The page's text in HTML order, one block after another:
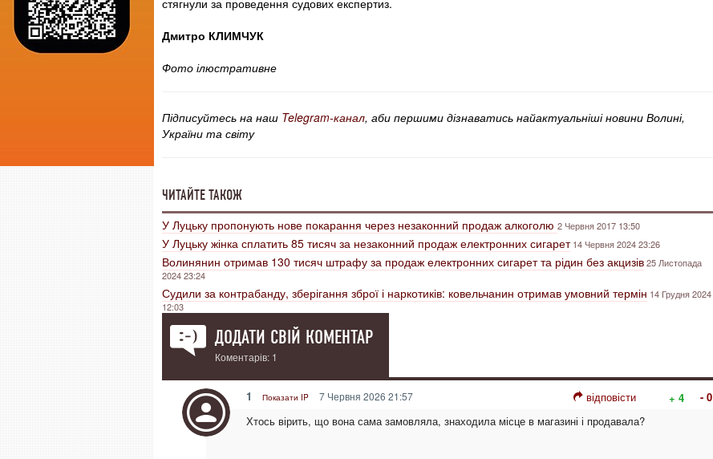
стягнули за проведення судових експертиз.
Дмитро КЛИМЧУК
Фото ілюстративне
Підписуйтесь на наш Telegram-канал, аби першими дізнаватись найактуальніші новини Волині,
України та світу
ЧИТАЙТЕ ТАКОЖ
У Луцьку пропонують нове покарання через незаконний продаж алкоголю 2 Червня 2017 13:50
У Луцьку жінка сплатить 85 тисяч за незаконний продаж електронних сигарет 14 Червня 2024 23:26
Волинянин отримав 130 тисяч штрафу за продаж електронних сигарет та рідин без акцизів25 Листопада
2024 23:24
Судили за контрабанду, зберігання зброї і наркотиків: ковельчанин отримав умовний термін 14 Грудня 2024
12:03
ДОДАТИ СВІЙ КОМЕНТАР
Коментарів: 1
1 Показати IP 7 Червня 2026 21:57 відповісти + 4
- 0
Хтось вірить, що вона сама замовляла, знаходила місце в магазині і продавала?